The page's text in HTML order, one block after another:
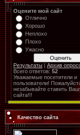
Оцените мой сайт
Отлично
Хорошо
Неплохо
Плохо
Ужасно
Результаты
Архив
Всего ответов: 52
Уважаемые посетители и
пользователи!
незабывайте ставить
сайта!!!
Качество сайта